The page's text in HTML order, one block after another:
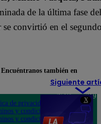
X
de la última fase
se convirtió en el
Siguiente
Encuéntranos también en
de privacidad
y condiciones
y condiciones
Teléfono: 219
Av. San
Felipe 968